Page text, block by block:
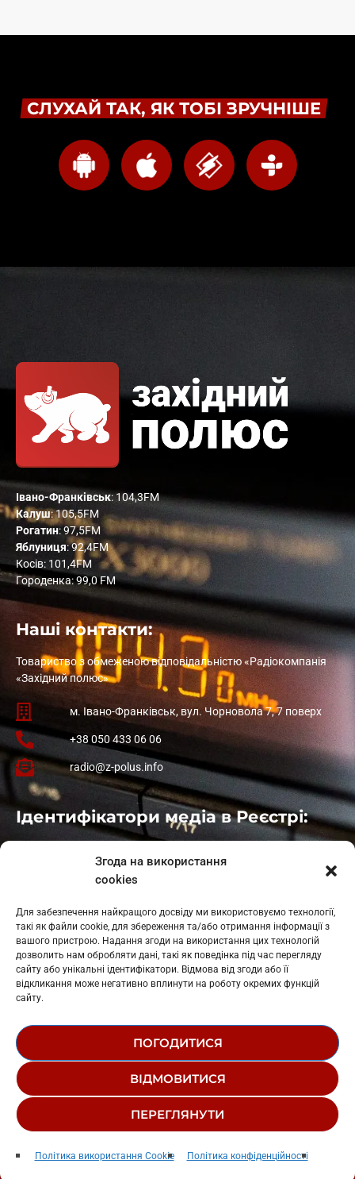
Згода на використання
cookies
Для забезпечення найкращого досвіду ми використовуємо технології,
такі як файли cookie, для збереження та/або отримання інформації з
вашого пристрою. Надання згоди на використання цих технологій
дозволить нам обробляти дані, такі як поведінка під час перегляду
сайту або унікальні ідентифікатори. Відмова від згоди або її
відкликання може негативно вплинути на роботу окремих функцій
сайту.
ПОГОДИТИСЯ
ВІДМОВИТИСЯ
ПЕРЕГЛЯНУТИ
Політика використання Cookie Політика конфіденційності
play_arrow
The Time Of My Life
СЛУХАЙ ТАК, ЯК ТОБІ ЗРУЧНІШЕ
Івано-Франківськ: 104,3FM
Калуш: 105,5FM
Рогатин: 97,5FM
Яблуниця: 92,4FM
Косів: 101,4FM
Городенка: 99,0 FM
Наші контакти:
Товариство з обмеженою відповідальністю «Радіокомпанія
«Західний полюс»
м. Івано-Франківськ, вул. Чорновола 7, 7 поверх
+38 050 433 06 06
radio@z-polus.info
Ідентифікатори медіа в Реєстрі:
: L11-01410
: L11-01801
Косів: L11-01805
Гарасимів: L11-02274
© 1995-2026 РК «ЗАХІДНИЙ ПОЛЮС»
РЕДАКЦІЙНИЙ СТАТУТ
СТРУКТУРА ВЛАСНОСТІ